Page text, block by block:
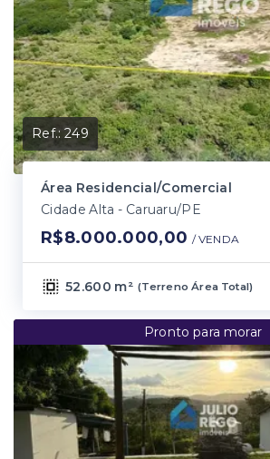
Ref.:249
Área Residencial/Comercial
Cidade Alta - Caruaru/PE
R$8.000.000,00 / VENDA
52.600 m² (Terreno Área Total)
Pronto para morar